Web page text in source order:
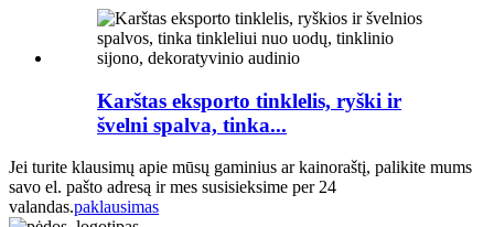
Karštas eksporto tinklelis, ryški ir
švelni spalva, tinka...
Jei turite klausimų apie mūsų gaminius ar kainoraštį, palikite mums
savo el. pašto adresą ir mes susisieksime per 24
valandas.paklausimas